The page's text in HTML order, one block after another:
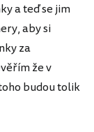
a teď se jim
aby si
za
že v
budou tolik